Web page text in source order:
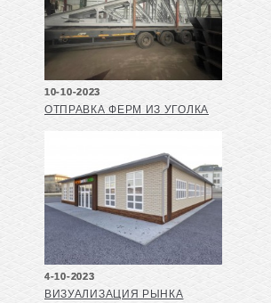
10-10-2023
ОТПРАВКА ФЕРМ ИЗ УГОЛКА
4-10-2023
ВИЗУАЛИЗАЦИЯ РЫНКА